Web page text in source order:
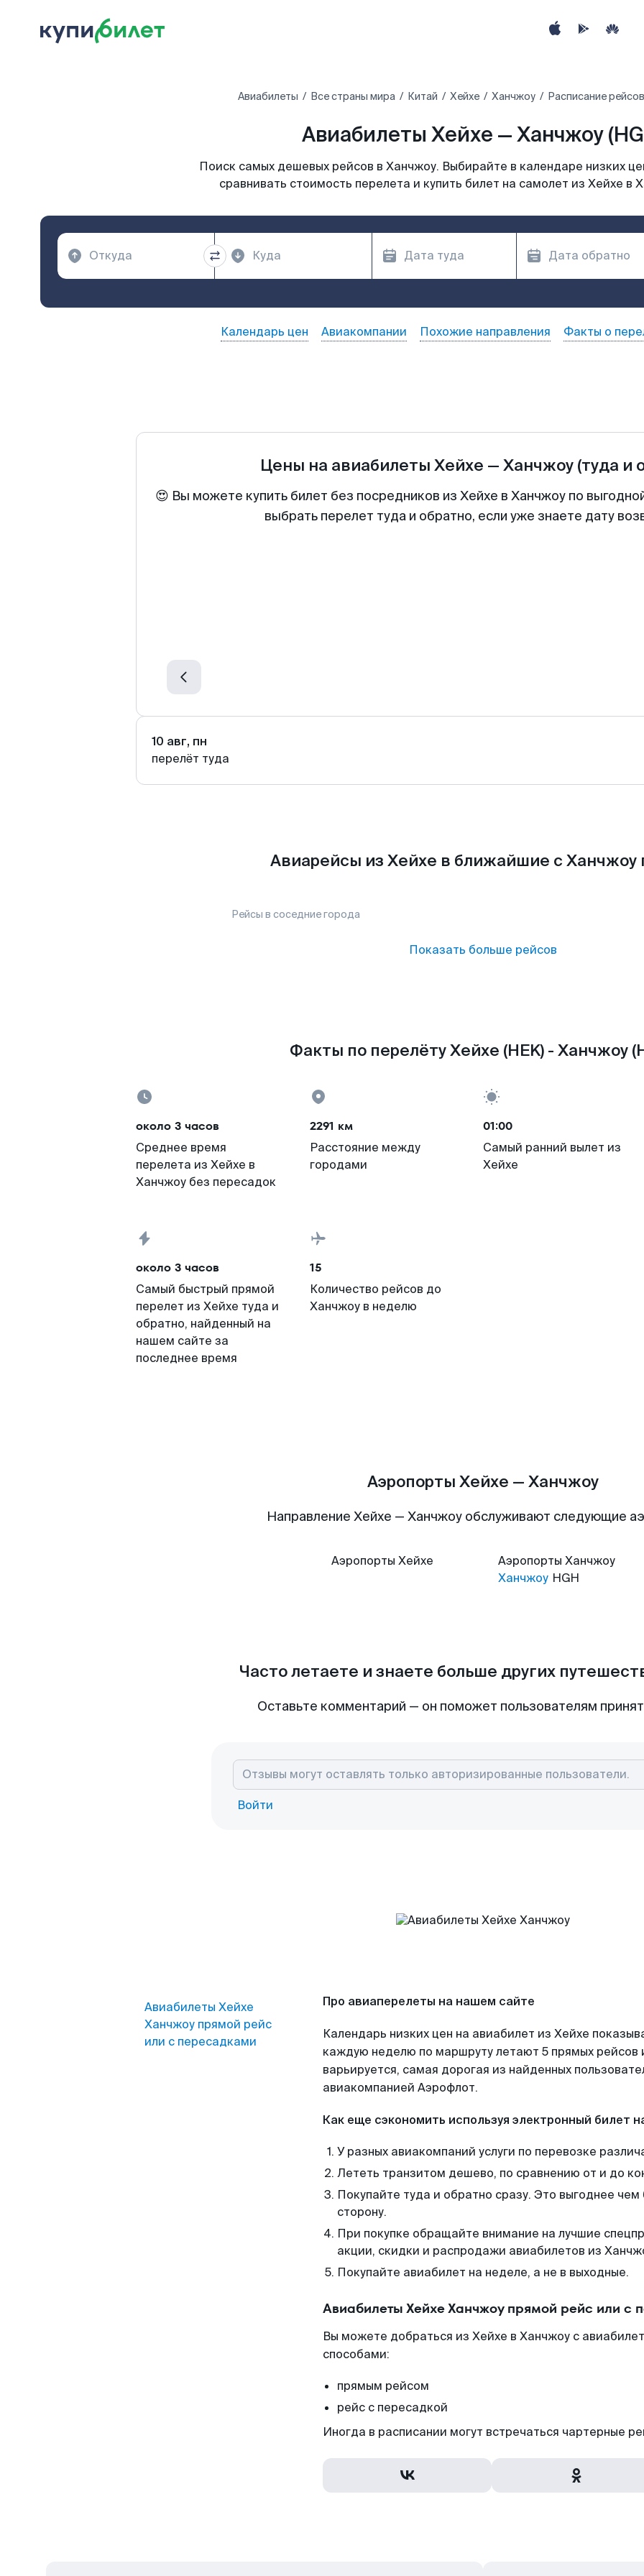
Авиабилеты Все страны мира Китай Хейхе Ханчжоу Расписание
Авиабилеты Хейхе — Ханчжоу
Поиск самых дешевых рейсов в Ханчжоу. Выбирайте в календаре низких
сравнивать стоимость перелета и купить билет на самолет из Хейхе в
Календарь цен Авиакомпании Похожие направления Факты о
Цены на авиабилеты Хейхе — Ханчжоу (туда и
😍 Вы можете купить билет без посредников из Хейхе в Ханчжоу по
выбрать перелет туда и обратно, если уже знаете дату
10 авг, пн
перелёт туда
Авиарейсы из Хейхе в ближайшие с Ханчжоу
Рейсы в соседние города
Показать больше рейсов
Факты по перелёту Хейхе (HEK) - Ханчжоу
около 3 часов
Среднее время
перелета из Хейхе в
Ханчжоу без пересадок
2291 км
Расстояние между
городами
01:00
Самый ранний вылет из
Хейхе
около 3 часов
Самый быстрый прямой
перелет из Хейхе туда и
обратно, найденный на
нашем сайте за
последнее время
15
Количество рейсов до
Ханчжоу в неделю
Аэропорты Хейхе — Ханчжоу
Направление Хейхе — Ханчжоу обслуживают следующие
Аэропорты Хейхе Аэропорты Ханчжоу
Ханчжоу HGH
Часто летаете и знаете больше других
Оставьте комментарий — он поможет пользователям
Войти
Авиабилеты Хейхе
Ханчжоу прямой рейс
или с пересадками
Про авиаперелеты на нашем сайте
Календарь низких цен на авиабилет из Хейхе
каждую неделю по маршруту летают 5 прямых рейсов
варьируется, самая дорогая из найденных
авиакомпанией Аэрофлот.
Как еще сэкономить используя электронный билет
У разных авиакомпаний услуги по перевозке
Лететь транзитом дешево, по сравнению от и до
Покупайте туда и обратно сразу. Это выгоднее
сторону.
При покупке обращайте внимание на лучшие
акции, скидки и распродажи авиабилетов из
Покупайте авиабилет на неделе, а не в выходные.
Авиабилеты Хейхе Ханчжоу прямой рейс или с
Вы можете добраться из Хейхе в Ханчжоу с
способами:
прямым рейсом
рейс с пересадкой
Иногда в расписании могут встречаться чартерные